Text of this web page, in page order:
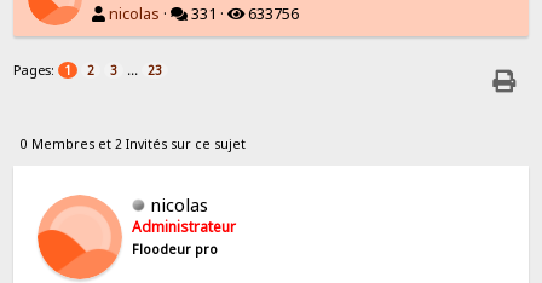
nicolas · 331 · 633756
Pages: 1 2 3 ... 23
0 Membres et 2 Invités sur ce sujet
nicolas
Administrateur
Floodeur pro